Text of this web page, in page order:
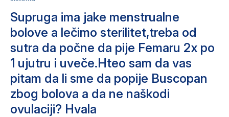
Supruga ima jake menstrualne
bolove a lečimo sterilitet,treba od
sutra da počne da pije Femaru 2x po
1 ujutru i uveče.Hteo sam da vas
pitam da li sme da popije Buscopan
zbog bolova a da ne naškodi
ovulaciji? Hvala